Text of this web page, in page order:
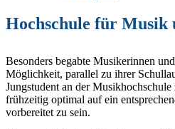
Hochschule für Musik
Besonders begabte Musikerinnen
Möglichkeit, parallel zu ihrer
Jungstudent an der
frühzeitig optimal auf ein
vorbereitet zu sein.